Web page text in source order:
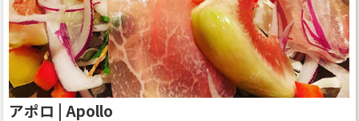
アポロ | Apollo